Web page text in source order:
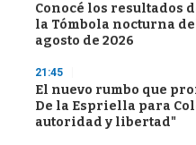
Conocé los resultados
la Tómbola nocturna
agosto de 2026
21:45
El nuevo rumbo que
De la Espriella para
autoridad y libertad"